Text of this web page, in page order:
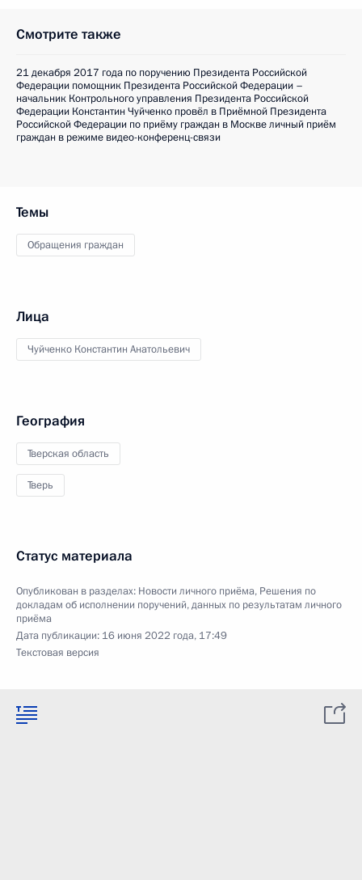
Смотрите также
21 декабря 2017 года по поручению Президента Российской
Федерации помощник Президента Российской Федерации –
начальник Контрольного управления Президента Российской
Федерации Константин Чуйченко провёл в Приёмной Президента
Российской Федерации по приёму граждан в Москве личный приём
граждан в режиме видео-конференц-связи
Темы
Обращения граждан
Лица
Чуйченко Константин Анатольевич
География
Тверская область
Тверь
Статус материала
Опубликован в разделах: Новости личного приёма, Решения по
докладам об исполнении поручений, данных по результатам личного
приёма
Дата публикации: 16 июня 2022 года, 17:49
Текстовая версия